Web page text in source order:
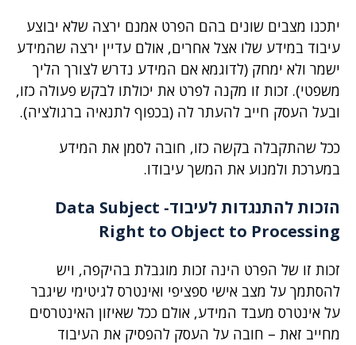
יתכנו מצבים שונים בהם הפרט אמנם ירצה שלא יבוצע
עיבוד במידע שלו אצל אחרים, אולם עדיין ירצה שהמידע
ישמר ולא ימחק (לדוגמא אם המידע נדרש לצורך הליך
משפטי). זכות זו מקנה לפרט את יכולתו לבקש פעולה כזו,
ובעל העסק חייב להעתר לה (בכפוף לתנאיה ברגולציה).
ככל שהתקבלה בקשה כזו, חובה לסמן את המידע
במערכת ולמנוע את המשך עיבודו.
הזכות להתנגדות לעיבוד- Data Subject
Right to Object to Processing
זכות זו של הפרט הינה זכות מוגבלת בהיקפה, ויש
להסתמך על מצב אישי ספציפי ואינטרס לגיטימי שיגבר
על אינטרס מעבד המידע, אולם ככל שאיזון האינטרסים
מחייב זאת – חובה על העסק להפסיק את העיבוד